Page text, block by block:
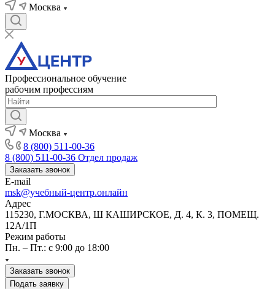
Москва
Профессиональное обучение
рабочим профессиям
Москва
8 (800) 511-00-36
8 (800) 511-00-36 Отдел продаж
Заказать звонок
E-mail
msk@учебный-центр.онлайн
Адрес
115230, Г.МОСКВА, Ш КАШИРСКОЕ, Д. 4, К. 3, ПОМЕЩ.
12А/1П
Режим работы
Пн. – Пт.: с 9:00 до 18:00
Заказать звонок
Подать заявку